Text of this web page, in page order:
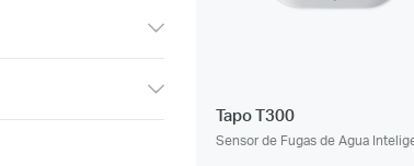
Tapo T300
Sensor de Fugas de Agua